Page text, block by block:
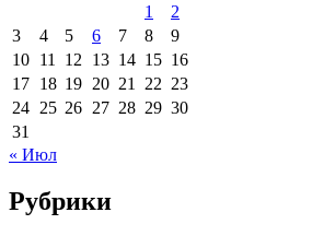
1
2
3
4 5 6 7 8
9
10 11 12 13 14 15 16
17 18 19 20 21 22 23
24 25 26 27 28 29 30
31
« Июл
Рубрики